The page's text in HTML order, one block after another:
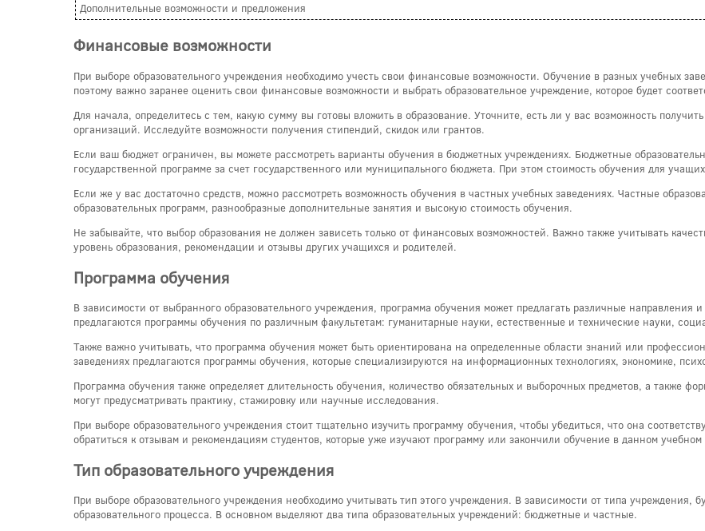
Дополнительные возможности и предложения
Финансовые возможности
При выборе образовательного учреждения необходимо учесть свои финансовые возможности. Обучение в разных учебных
поэтому важно заранее оценить свои финансовые возможности и выбрать образовательное учреждение, которое будет
Для начала, определитесь с тем, какую сумму вы готовы вложить в образование. Уточните, есть ли у вас возможность
организаций. Исследуйте возможности получения стипендий, скидок или грантов.
Если ваш бюджет ограничен, вы можете рассмотреть варианты обучения в бюджетных учреждениях. Бюджетные
государственной программе за счет государственного или муниципального бюджета. При этом стоимость обучения для
Если же у вас достаточно средств, можно рассмотреть возможность обучения в частных учебных заведениях. Частные
образовательных программ, разнообразные дополнительные занятия и высокую стоимость обучения.
Не забывайте, что выбор образования не должен зависеть только от финансовых возможностей. Важно также учитывать
уровень образования, рекомендации и отзывы других учащихся и родителей.
Программа обучения
В зависимости от выбранного образовательного учреждения, программа обучения может предлагать различные
предлагаются программы обучения по различным факультетам: гуманитарные науки, естественные и технические науки,
Также важно учитывать, что программа обучения может быть ориентирована на определенные области знаний или
заведениях предлагаются программы обучения, которые специализируются на информационных технологиях, экономике,
Программа обучения также определяет длительность обучения, количество обязательных и выборочных предметов, а также
могут предусматривать практику, стажировку или научные исследования.
При выборе образовательного учреждения стоит тщательно изучить программу обучения, чтобы убедиться, что она
обратиться к отзывам и рекомендациям студентов, которые уже изучают программу или закончили обучение в данном
Тип образовательного учреждения
При выборе образовательного учреждения необходимо учитывать тип этого учреждения. В зависимости от типа учреждения,
образовательного процесса. В основном выделяют два типа образовательных учреждений: бюджетные и частные.